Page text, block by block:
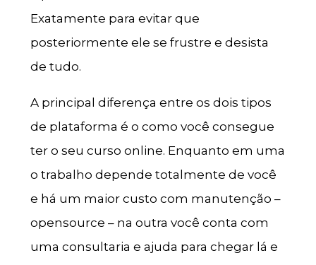
Exatamente para evitar que
posteriormente ele se frustre e desista
de tudo.
A principal diferença entre os dois tipos
de plataforma é o como você consegue
ter o seu curso online. Enquanto em uma
o trabalho depende totalmente de você
e há um maior custo com manutenção –
opensource – na outra você conta com
uma consultaria e ajuda para chegar lá e